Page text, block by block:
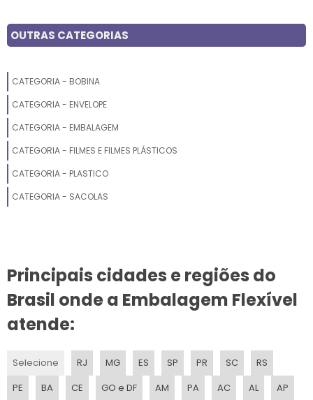
SACOLA PLASTICA ZIP
SACO COM ZIPER
SACO DE LIXO AMARELO
SACO PLASTICO A4
SACO COM FECHO
OUTRAS CATEGORIAS
CATEGORIA - BOBINA
CATEGORIA - ENVELOPE
CATEGORIA - EMBALAGEM
CATEGORIA - FILMES E FILMES PLÁSTICOS
CATEGORIA - PLASTICO
CATEGORIA - SACOLAS
Principais cidades e regiões do
Brasil onde a Embalagem Flexível
atende:
Selecione RJ MG ES SP PR SC
RS
PE
BA CE GO e DF AM PA AC AL
AP